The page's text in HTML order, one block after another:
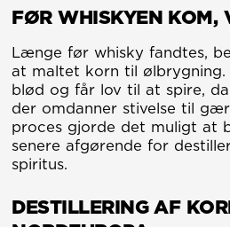
Derefter går vi sammen
gennem fabrikken og
explore vi fremstiller
vores spiritus fra korn til
tønde. Vi afslutter med
en smagning af hele
whiskyporteføljen. Når
sessionen er slut, er du
velkommen til at blive i
baren og nyde flere
drinks i dit eget tempo.
en
FØR WHISKYEN KOM,
Længe før whisky fandtes,
at maltet korn til
blød og får lov til at spire,
der omdanner stivelse til
proces gjorde det muligt at
senere afgørende for
spiritus.
DESTILLERING AF